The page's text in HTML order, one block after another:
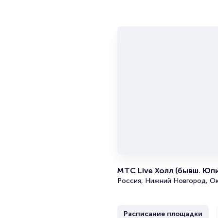
МТС Live Холл (бывш.
Россия, Нижний Новгород,
Расписание площадки